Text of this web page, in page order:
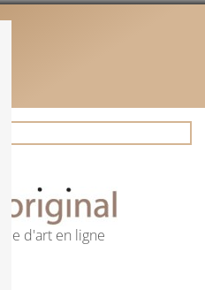
d'art en ligne